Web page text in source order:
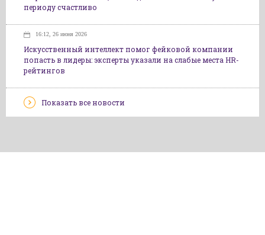
периоду счастливо
16:12, 26 июня 2026
Искусственный интеллект помог фейковой компании
попасть в лидеры: эксперты указали на слабые места HR-
рейтингов
Показать все новости